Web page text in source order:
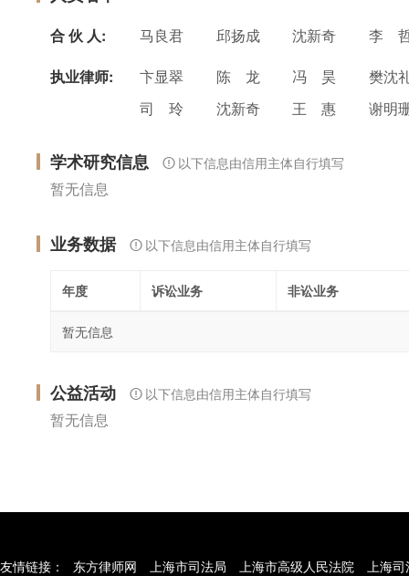
合 伙 人: 马良君 邱扬成 沈新奇
李
执业律师:
卞显翠 陈 龙 冯 昊
樊沈
司 玲
沈新奇 王 惠 谢明
学术研究信息 以下信息由信用主体自行填写
暂无信息
业务数据 以下信息由信用主体自行填写
年度 诉讼业务 非讼业务
暂无信息
公益活动 以下信息由信用主体自行填写
暂无信息
友情链接： 东方律师网 上海市司法局 上海市高级人民法院
上海